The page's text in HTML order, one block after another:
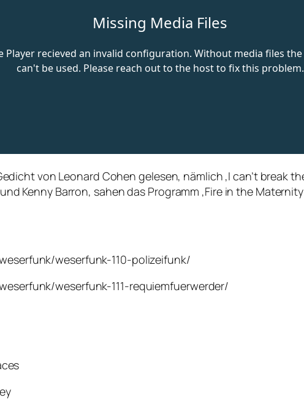
von Leonard Cohen gelesen, nämlich ‚I can’t break
Kenny Barron, sahen das Programm ‚Fire in the
weserfunk-110-polizeifunk/
weserfunk-111-requiemfuerwerder/